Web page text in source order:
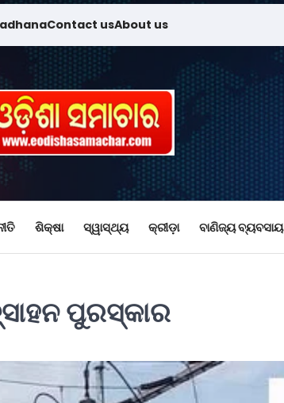
Contact usAbout us
ଶିକ୍ଷା ସ୍ୱାସ୍ଥ୍ୟ କ୍ରୀଡ଼ା ବାଣିଜ୍ୟ ବ୍ୟବସାୟ
ପୁରସ୍କାର